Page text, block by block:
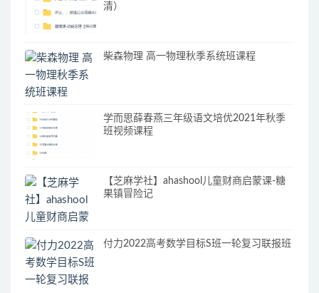
清）
柴森物理 高一物理秋季系统班课程
学而思薛春燕三年级语文培优2021年秋季
班视频课程
【芝麻学社】ahashool儿童财商启蒙课-糖
果镇冒险记
付力2022高考数学目标S班一轮复习联报班